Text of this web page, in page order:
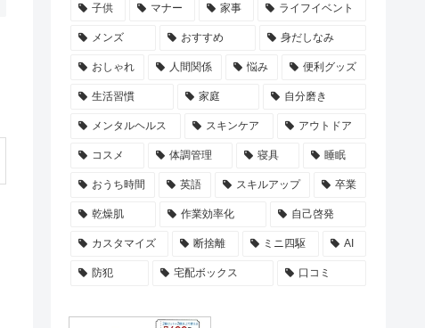
子供 マナー 家事 ライフイベント
メンズ おすすめ 身だしなみ
おしゃれ 人間関係 悩み 便利グッズ
生活習慣 家庭 自分磨き
メンタルヘルス スキンケア アウトドア
コスメ 体調管理 寝具 睡眠
おうち時間 英語 スキルアップ 卒業
乾燥肌 作業効率化 自己啓発
カスタマイズ 断捨離 ミニ四駆 AI
防犯 宅配ボックス 口コミ